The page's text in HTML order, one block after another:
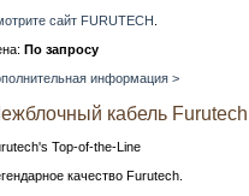
сайт FURUTECH
По запросу
информация >
кабель
Top-of-the-Line
качество Furutech.